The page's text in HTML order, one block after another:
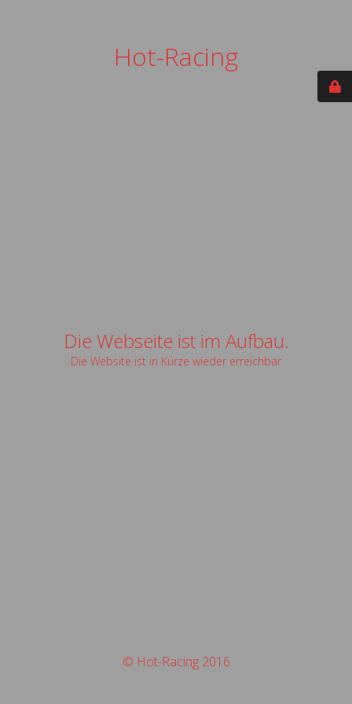
Hot-Racing
Die Webseite ist im Aufbau.
Die Website ist in Kürze wieder erreichbar
© Hot-Racing 2016